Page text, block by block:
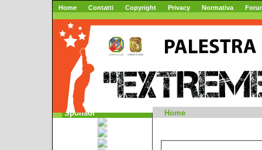
Home Contatti Copyright Privacy Normativa
Sponsor Home